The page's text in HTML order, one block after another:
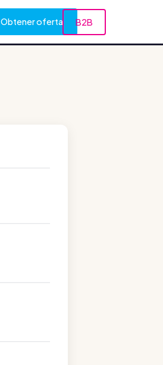
Obtener oferta B2B